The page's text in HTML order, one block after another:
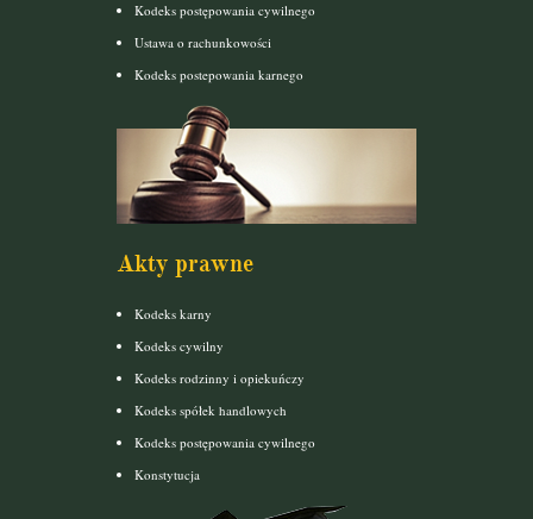
Kodeks postępowania cywilnego
Ustawa o rachunkowości
Kodeks postepowania karnego
Akty prawne
Kodeks karny
Kodeks cywilny
Kodeks rodzinny i opiekuńczy
Kodeks spółek handlowych
Kodeks postępowania cywilnego
Konstytucja